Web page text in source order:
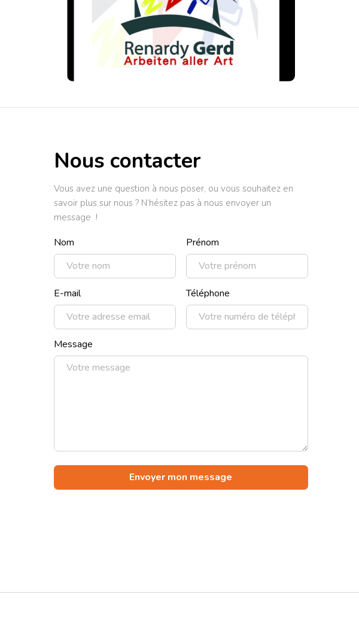
Nous contacter
Vous avez une question à nous poser, ou vous souhaitez en
savoir plus sur nous ? N’hésitez pas à nous envoyer un
message !
Nom Prénom
E-mail Téléphone
Message